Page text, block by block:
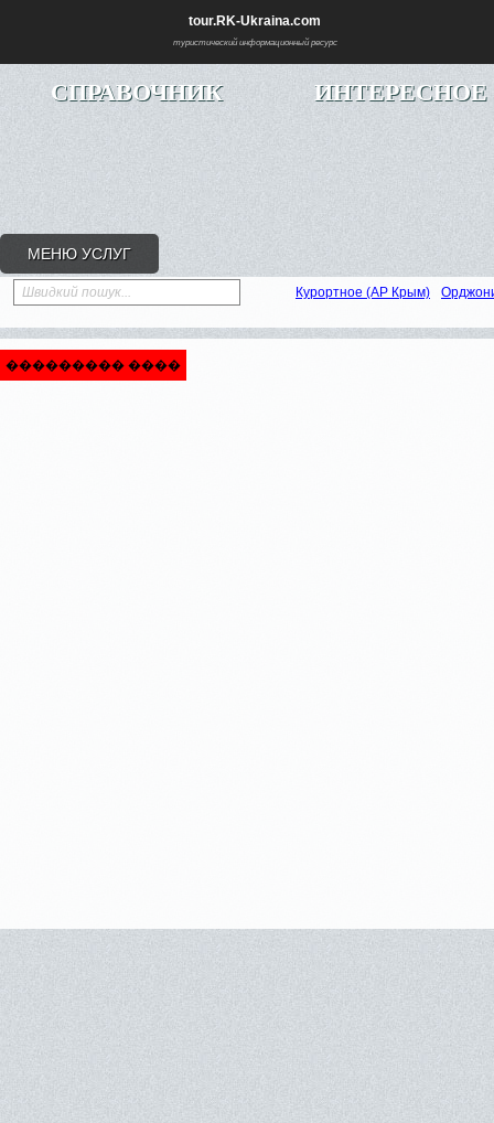
tour.RK-Ukraina.com
туристический информационный ресурс
СПРАВОЧНИК ИНТЕРЕСНОЕ
МЕНЮ УСЛУГ
Швидкий пошук... Курортное (АР Крым)
��������� ����